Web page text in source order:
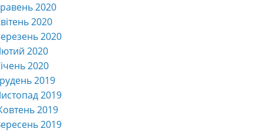
2020
2020
2020
2020
2020
2019
2019
2019
2019